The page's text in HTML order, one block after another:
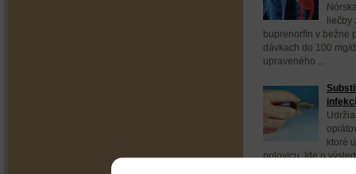
liečby
buprenorfín v bežne
dávkach do 100 mg/
upraveného ...
ktoré
polovicu. Ide o